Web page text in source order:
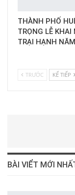
THÀNH PHỐ
TRỌNG LỄ KHAI
TRẠI HẠNH
TRƯỚC KẾ TIẾP
BÀI VIỂT MỚI